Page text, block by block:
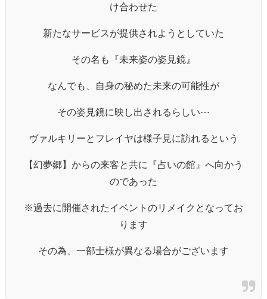
け合わせた
新たなサービスが提供されようとしていた
その名も『未来姿の姿見鏡』
なんでも、自身の秘めた未来の可能性が
その姿見鏡に映し出されるらしい⋯
ヴァルキリーとフレイヤは様子見に訪れるという
【幻夢郷】からの来客と共に『占いの館』へ向かう
のであった
※過去に開催されたイベントのリメイクとなってお
ります
その為、一部士様が異なる場合がございます